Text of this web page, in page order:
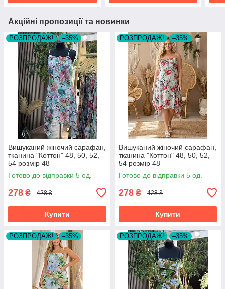
Акційні пропозиції та новинки
РОЗПРОДАЖ! –35%
Вишуканий жіночий сарафан,
тканина "Коттон" 48, 50, 52,
54 розмір 48
Готово до відправки 5 од.
278 ₴ 428 ₴
Купити
РОЗПРОДАЖ! –35%
Вишуканий жіночий сарафан,
тканина "Коттон" 48, 50, 52,
54 розмір 48
Готово до відправки 5 од.
278 ₴ 428 ₴
Купити
РОЗПРОДАЖ! –35% РОЗПРОДАЖ! –35%